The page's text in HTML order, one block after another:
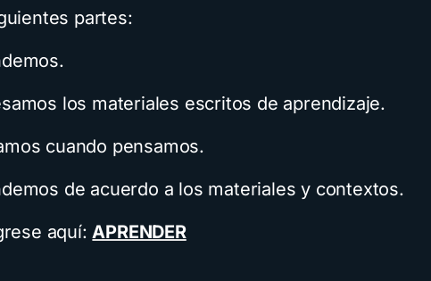
partes:
los materiales escritos de aprendizaje.
cuando pensamos.
de acuerdo a los materiales y contextos.
aquí:APRENDER